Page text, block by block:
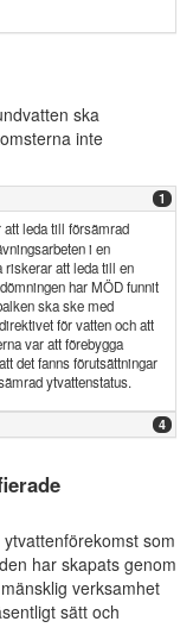
ska
inte
1
leda till försämrad
i en
riskerar att leda till en
har MÖD funnit
ska ske med
för vatten och att
var att förebygga
det fanns förutsättningar
ytvattenstatus.
4
som
har skapats genom
verksamhet
sätt och